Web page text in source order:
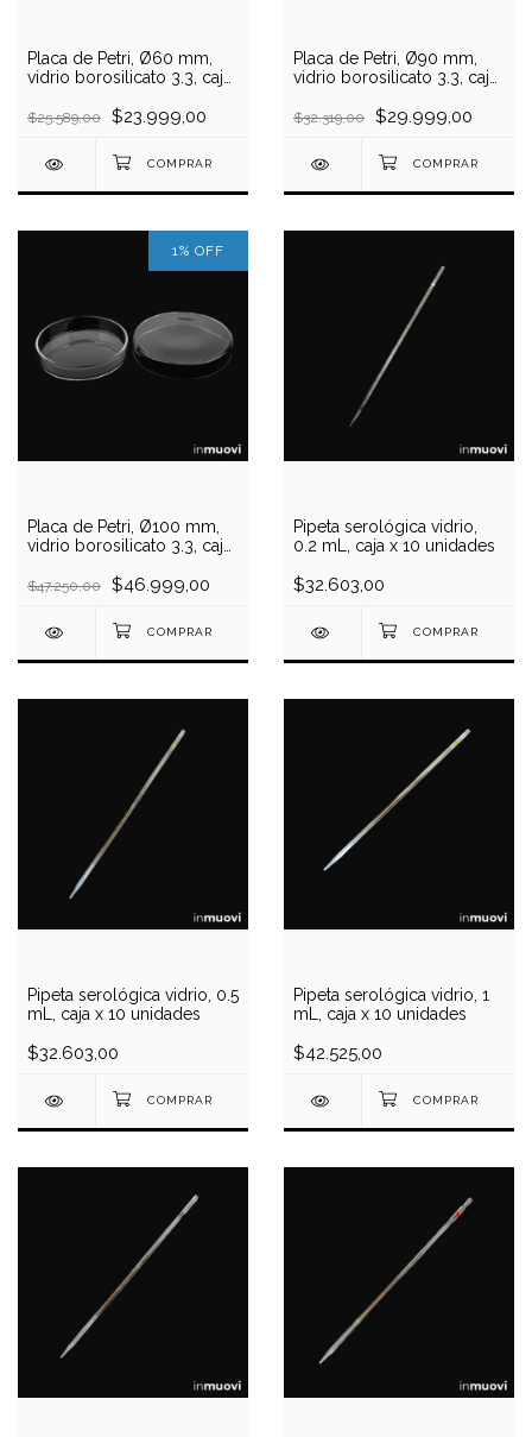
Placa de Petri, Ø60 mm,
vidrio borosilicato 3.3, caja
$25.589,00 $23.999,00
Placa de Petri, Ø90 mm,
vidrio borosilicato 3.3, caja
$32.319,00 $29.999,00
1% OFF
Placa de Petri, Ø100 mm,
vidrio borosilicato 3.3, caja
$47.250,00 $46.999,00
Pipeta serológica vidrio,
0.2 mL, caja x 10 unidades
$32.603,00
Pipeta serológica vidrio, 0.5
mL, caja x 10 unidades
$32.603,00
Pipeta serológica vidrio, 1
mL, caja x 10 unidades
$42.525,00